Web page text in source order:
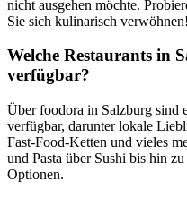
nicht ausgehen möchte.
Sie sich kulinarisch verwöhnen!
Welche Restaurants in
verfügbar?
Über foodora in Salzburg sind
verfügbar, darunter lokale
Fast-Food-Ketten und vieles
und Pasta über Sushi bis hin
Optionen.